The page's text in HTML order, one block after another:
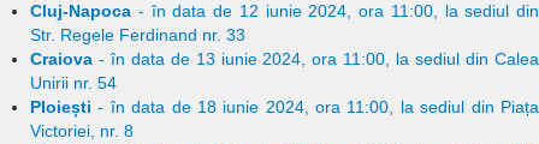
Cluj-Napoca - în data de 12 iunie 2024, ora 11:00, la sediul din
Str. Regele Ferdinand nr. 33
Craiova - în data de 13 iunie 2024, ora 11:00, la sediul din Calea
Unirii nr. 54
Ploiești - în data de 18 iunie 2024, ora 11:00, la sediul din Piața
Victoriei, nr. 8